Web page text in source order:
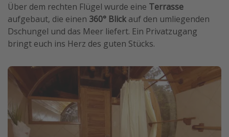
Über dem rechten Flügel wurde eine Terrasse
aufgebaut, die einen 360° Blick auf den umliegenden
Dschungel und das Meer liefert. Ein Privatzugang
bringt euch ins Herz des guten Stücks.